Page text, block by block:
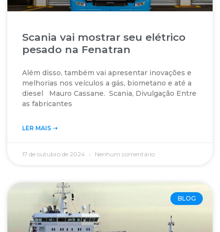
Scania vai mostrar seu elétrico
pesado na Fenatran
Além disso, também vai apresentar inovações e
melhorias nos veículos a gás, biometano e até a
diesel Mauro Cassane. Scania, Divulgação Entre
as fabricantes
LER MAIS ➝‬
17 de outubro de 2024 Nenhum comentário
BLOG